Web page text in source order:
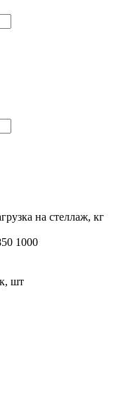
на стеллаж, кг
1000
шт